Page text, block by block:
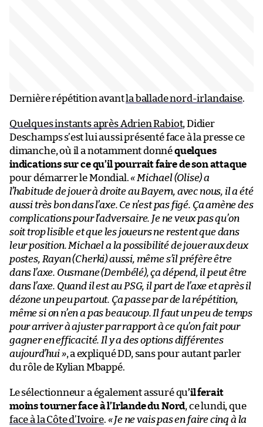
Dernière répétition avantla ballade nord-irlandaise.
Quelques instants après Adrien Rabiot, Didier
Deschamps s’est lui aussi présenté face à la presse ce
dimanche, où il a notamment donnéquelques
indications sur ce qu’il pourrait faire de son attaque
pour démarrer le Mondial.« Michael (Olise) a
l’habitude de jouer à droite au Bayern, avec nous, il a été
aussi très bon dans l’axe. Ce n’est pas figé. Ça amène des
complications pour l’adversaire. Je ne veux pas qu’on
soit trop lisible et que les joueurs ne restent que dans
leur position. Michael a la possibilité de jouer aux deux
postes, Rayan (Cherki) aussi, même s’il préfère être
dans l’axe. Ousmane (Dembélé), ça dépend, il peut être
dans l’axe. Quand il est au PSG, il part de l’axe et après il
dézone un peu partout. Ça passe par de la répétition,
même si on n’en a pas beaucoup. Il faut un peu de temps
pour arriver à ajuster par rapport à ce qu’on fait pour
gagner en efficacité. Il y a des options différentes
aujourd’hui », a expliqué DD, sans pour autant parler
du rôle de Kylian Mbappé.
Le sélectionneur a également assuré qu’il ferait
moins tourner face à l’Irlande du Nord, ce lundi, que
face à la Côte d’Ivoire. « Je ne vais pas en faire cinq à la